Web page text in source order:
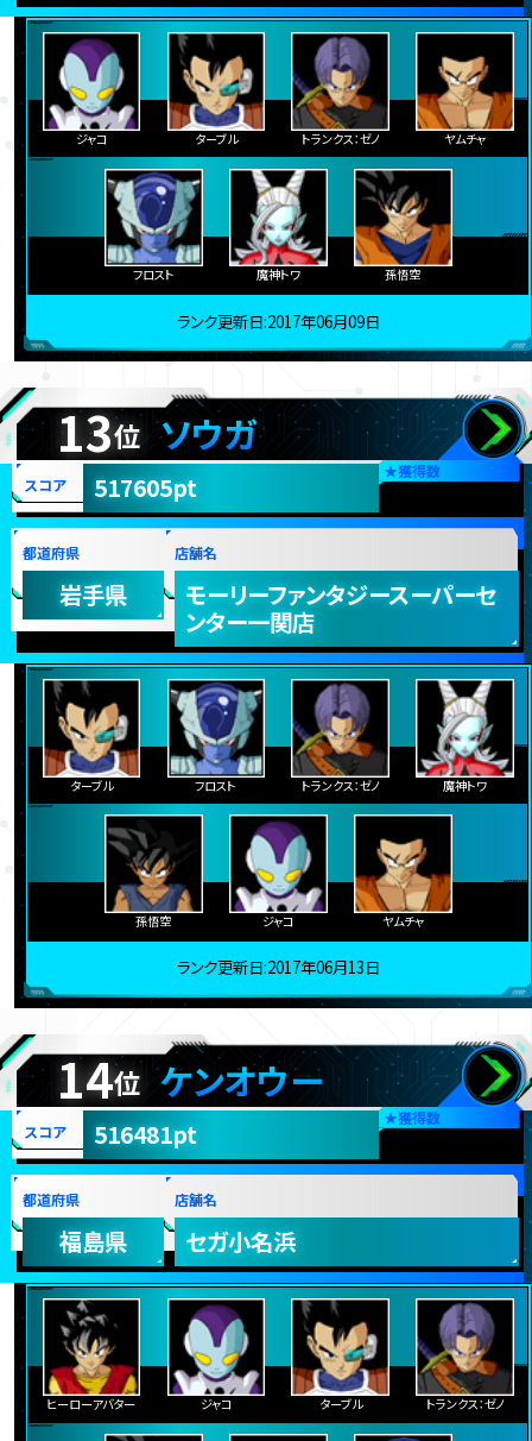
ジャコ ターブル トランクス：ゼノ ヤムチャ
フロスト 魔神トワ 孫悟空
ランク更新日:2017年06月09日
13位 ソウガ
★獲得数
スコア 517605pt
都道府県
岩手県
店舗名
モーリーファンタジースーパーセ
ンター一関店
ターブル フロスト トランクス：ゼノ 魔神トワ
孫悟空 ジャコ ヤムチャ
ランク更新日:2017年06月13日
14位 ケンオウー
★獲得数
スコア 516481pt
都道府県
福島県
店舗名
セガ小名浜
ヒーローアバター ジャコ ターブル トランクス：ゼノ